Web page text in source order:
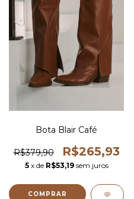
Bota Blair Café
R$379,90 R$265,93
5 x de R$53,19 sem juros
COMPRAR